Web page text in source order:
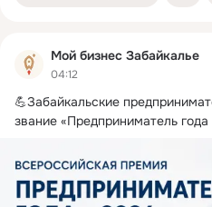
Мой бизнес Забайкалье
04:12
💪Забайкальские
звание «Предприниматель